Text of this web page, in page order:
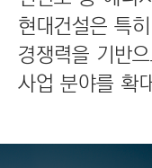
현대건설은 특
경쟁력을 기반
사업 분야를 확